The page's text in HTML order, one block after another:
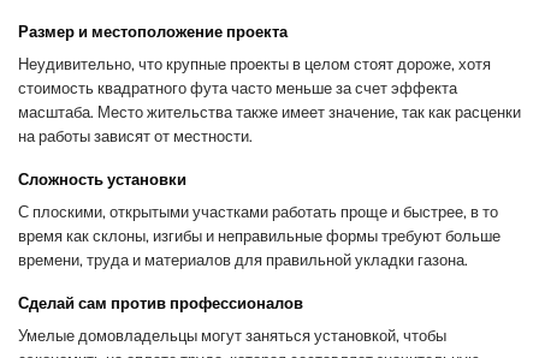
Размер и местоположение проекта
Неудивительно, что крупные проекты в целом стоят дороже, хотя
стоимость квадратного фута часто меньше за счет эффекта
масштаба. Место жительства также имеет значение, так как расценки
на работы зависят от местности.
Сложность установки
С плоскими, открытыми участками работать проще и быстрее, в то
время как склоны, изгибы и неправильные формы требуют больше
времени, труда и материалов для правильной укладки газона.
Сделай сам против профессионалов
Умелые домовладельцы могут заняться установкой, чтобы